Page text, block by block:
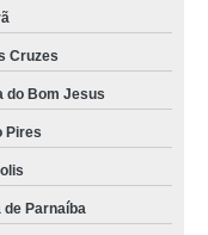
Cruzes
do Bom Jesus
Pires
de Parnaíba